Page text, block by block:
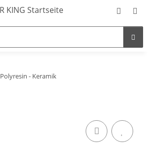
Polyresin - Keramik